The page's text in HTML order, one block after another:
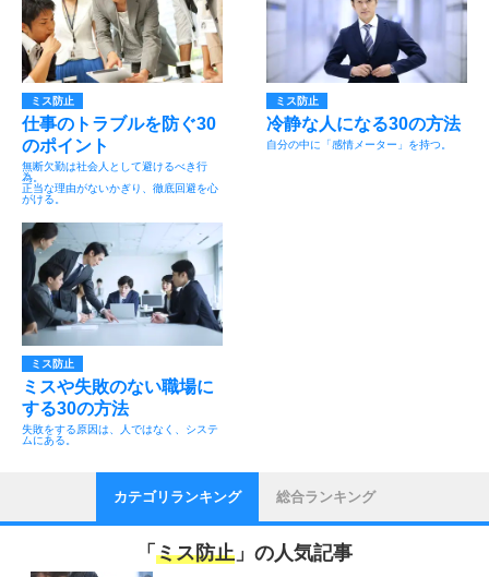
ミス防止
仕事のトラブルを防ぐ30
のポイント
無断欠勤は社会人として避けるべき行
為。
正当な理由がないかぎり、徹底回避を心
がける。
ミス防止
冷静な人になる30の方法
自分の中に「感情メーター」を持つ。
ミス防止
ミスや失敗のない職場に
する30の方法
失敗をする原因は、人ではなく、システ
ムにある。
カテゴリランキング 総合ランキング
「 ミス防止 」の人気記事